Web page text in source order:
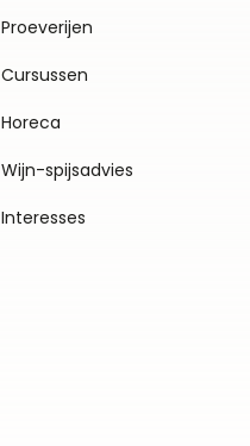
Proeverijen
Cursussen
Horeca
Wijn-spijsadvies
Interesses